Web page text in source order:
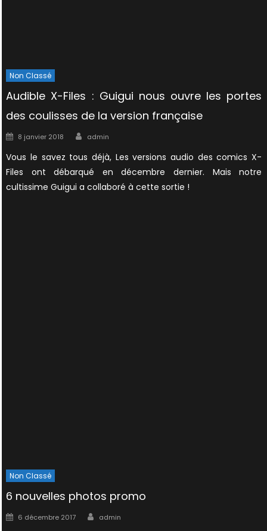
Non Classé
Audible X-Files : Guigui nous ouvre les portes
des coulisses de la version française
Posted
8 janvier 2018 Author
admin
Vous le savez tous déjà, Les versions audio des comics X-
Files ont débarqué en décembre dernier. Mais notre
cultissime Guigui a collaboré à cette sortie !
Non Classé
6 nouvelles photos promo
Posted
6 décembre 2017 Author
admin